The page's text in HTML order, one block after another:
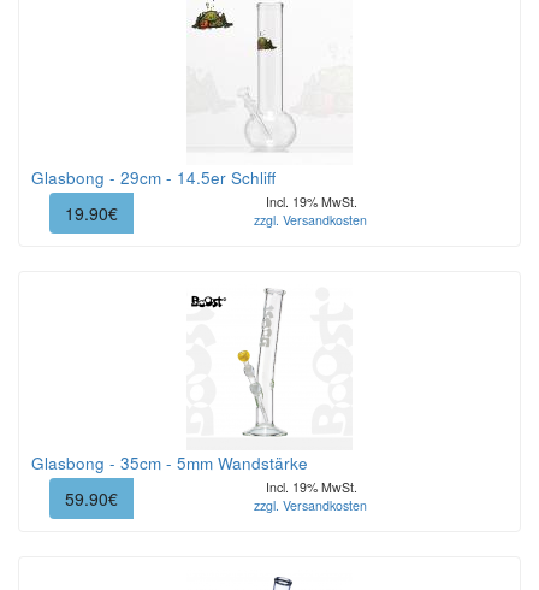
Glasbong - 29cm - 14.5er Schliff
19.90€
Incl. 19% MwSt.
zzgl. Versandkosten
Glasbong - 35cm - 5mm Wandstärke
59.90€
Incl. 19% MwSt.
zzgl. Versandkosten